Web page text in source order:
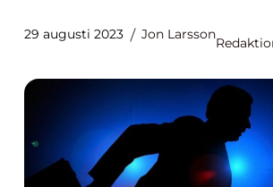
29 augusti 2023 Jon Larsson